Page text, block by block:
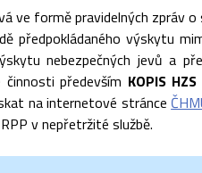
ve formě pravidelných zpráv
předpokládaného výskytu
nebezpečných jevů a
především KOPIS
na internetové stránce
v nepřetržité službě.